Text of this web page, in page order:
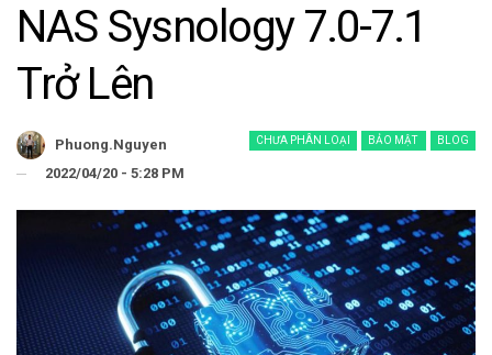
NAS Sysnology 7.0-7.1
Trở Lên
CHƯA PHÂN LOẠI BẢO MẬT BLOG
Phuong.nguyen
2022/04/20 - 5:28 PM